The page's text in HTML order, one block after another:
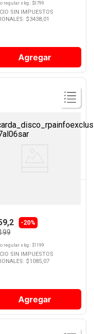
regularx kg.: $3799
SIN IMPUESTOS
$3438,01
Agregar
Ver
Producto
-20%
regularx kg. : $1199
SIN IMPUESTOS
$1085,07
Agregar